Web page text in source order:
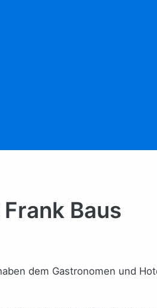
Baus
dem Gastronomen und